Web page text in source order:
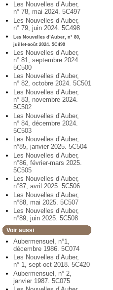
Les Nouvelles d’Auber,
n° 78, mai 2024. 5C497
Les Nouvelles d’Auber,
n° 79, juin 2024. 5C498
Les Nouvelles d’Auber, n° 80,
juillet-août 2024. 5C499
Les Nouvelles d’Auber,
n° 81, septembre 2024.
5C500
Les Nouvelles d’Auber,
n° 82, octobre 2024. 5C501
Les Nouvelles d’Auber,
n° 83, novembre 2024.
5C502
Les Nouvelles d’Auber,
n° 84, décembre 2024.
5C503
Les Nouvelles d’Auber,
n°85, janvier 2025. 5C504
Les Nouvelles d’Auber,
n°86, février-mars 2025.
5C505
Les Nouvelles d’Auber,
n°87, avril 2025. 5C506
Les Nouvelles d’Auber,
n°88, mai 2025. 5C507
Les Nouvelles d’Auber,
n°89, juin 2025. 5C508
Voir aussi
Aubermensuel, n°1,
décembre 1986. 5C074
Les Nouvelles d’Auber,
n° 1, sept-oct 2018. 5C420
Aubermensuel, n° 2,
janvier 1987. 5C075